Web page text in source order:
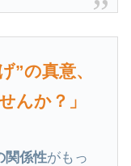
”の真意、
んか？」
関係性がもっ